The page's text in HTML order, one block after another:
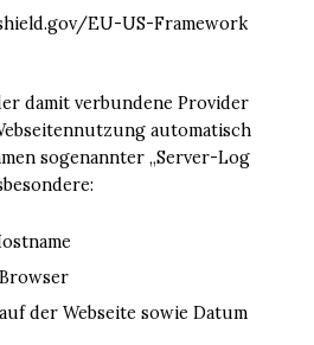
EU-US-Framework
damit verbundene Provider
automatisch
sogenannter „Server-Log
der Webseite sowie Datum